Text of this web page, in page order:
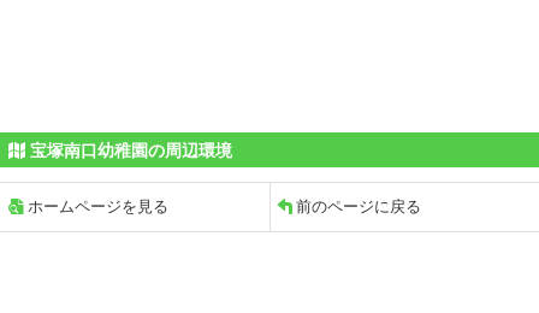
宝塚南口幼稚園の周辺環境
ホームページを見る 前のページに戻る